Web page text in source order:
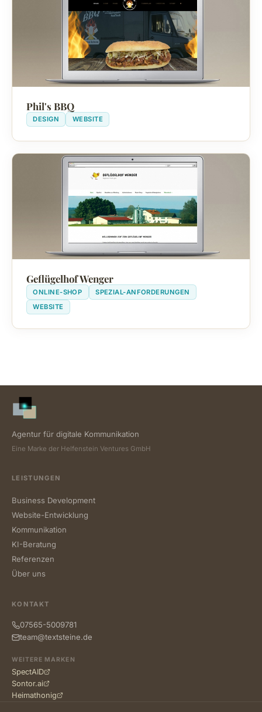
Phil's BBQ
DESIGN WEBSITE
Geflügelhof Wenger
ONLINE-SHOP
SPEZIAL-ANFORDERUNGEN
WEBSITE
Agentur für digitale Kommunikation
Eine Marke der Helfenstein Ventures GmbH
LEISTUNGEN
Business Development
Website-Entwicklung
Kommunikation
KI-Beratung
Referenzen
Über uns
KONTAKT
07565-5009781
team@textsteine.de
WEITERE MARKEN
SpectAID
Sontor.ai
Heimathonig